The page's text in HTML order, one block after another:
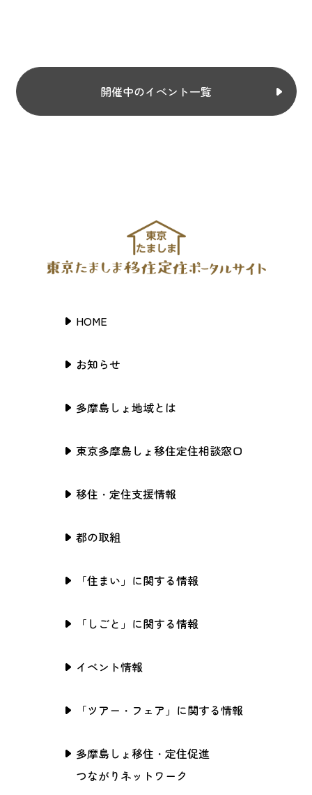
開催中のイベント一覧
HOME
お知らせ
多摩島しょ地域とは
東京多摩島しょ移住定住相談窓口
移住・定住支援情報
都の取組
「住まい」に関する情報
「しごと」に関する情報
イベント情報
「ツアー・フェア」に関する情報
多摩島しょ移住・定住促進
つながりネットワーク